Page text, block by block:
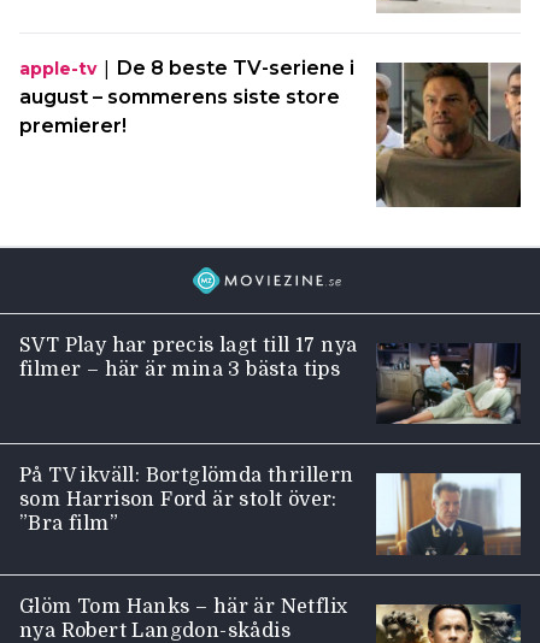
apple-tv| De 8 beste TV-seriene i
august – sommerens siste store
premierer!
SVT Play har precis lagt till 17 nya
filmer – här är mina 3 bästa tips
På TV ikväll: Bortglömda thrillern
som Harrison Ford är stolt över:
”Bra film”
Glöm Tom Hanks – här är Netflix
nya Robert Langdon-skådis